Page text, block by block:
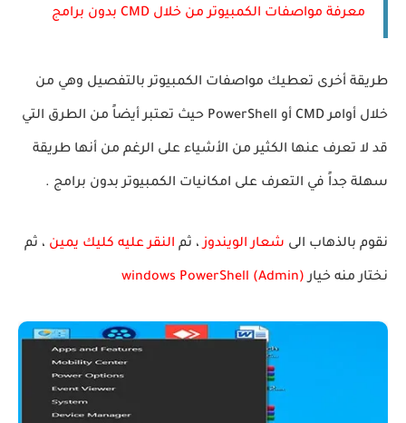
معرفة مواصفات الكمبيوتر من خلال CMD بدون برامج
طريقة أخرى تعطيك مواصفات الكمبيوتر بالتفصيل وهي من
خلال أوامر CMD أو PowerShell حيث تعتبر أيضاً من الطرق التي
قد لا تعرف عنها الكثير من الأشياء على الرغم من أنها طريقة
سهلة جداً في التعرف على امكانيات الكمبيوتر بدون برامج .
نقوم بالذهاب الى شعار الويندوز، ثم النقر عليه كليك يمين ، ثم
نختار منه خيارwindows PowerShell (Admin)